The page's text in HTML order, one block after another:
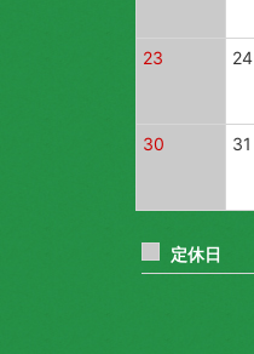
23 24
30 31
定休日